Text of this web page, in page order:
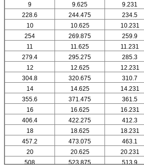
9
9.625 9.231
228.6
244.475 234.5
10
10.625 10.231
254
269.875 259.9
11
11.625 11.231
279.4
295.275 285.3
12
12.625 12.231
304.8
320.675 310.7
14
14.625 14.231
355.6
371.475 361.5
16
16.625 16.231
406.4
422.275 412.3
18
18.625 18.231
457.2
473.075 463.1
20
20.625 20.231
508
523.875 513.9